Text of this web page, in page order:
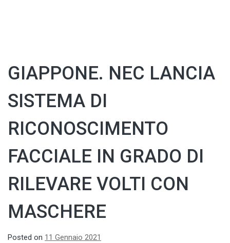
GIAPPONE. NEC LANCIA
SISTEMA DI
RICONOSCIMENTO
FACCIALE IN GRADO DI
RILEVARE VOLTI CON
MASCHERE
Posted on 11 Gennaio 2021